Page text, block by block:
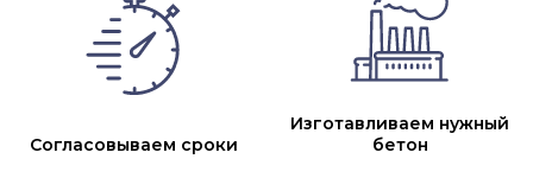
Согласовываем сроки
Изготавливаем нужный
бетон